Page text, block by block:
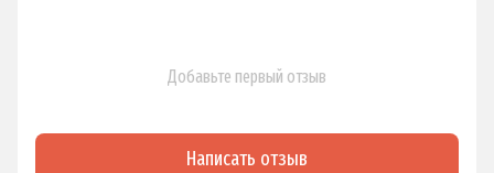
Добавьте первый отзыв
Написать отзыв